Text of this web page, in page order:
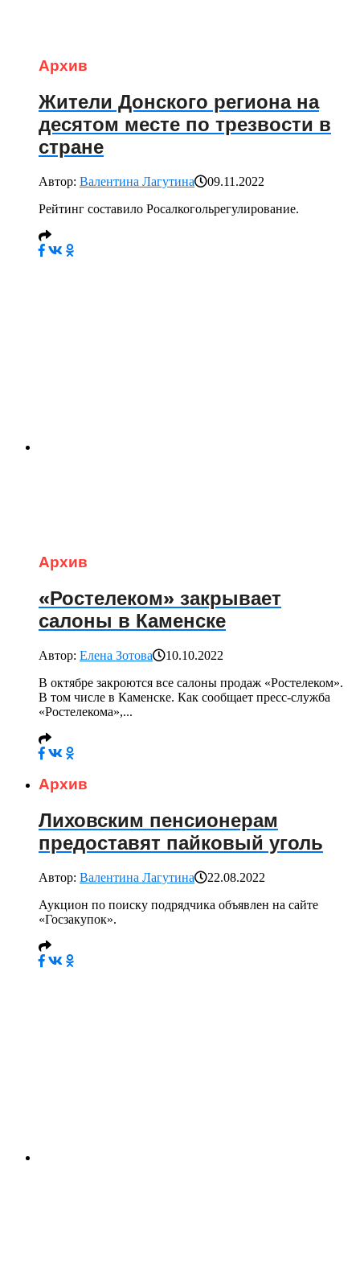
Архив
Жители Донского региона на
десятом месте по трезвости в
стране
Автор: Валентина Лагутина
09.11.2022
Рейтинг составило Росалкогольрегулирование.
Архив
«Ростелеком» закрывает
салоны в Каменске
Автор: Елена Зотова
10.10.2022
В октябре закроются все салоны продаж «Ростелеком».
В том числе в Каменске. Как сообщает пресс-служба
«Ростелекома»,...
Архив
Лиховским пенсионерам
предоставят пайковый уголь
Автор: Валентина Лагутина
22.08.2022
Аукцион по поиску подрядчика объявлен на сайте
«Госзакупок».